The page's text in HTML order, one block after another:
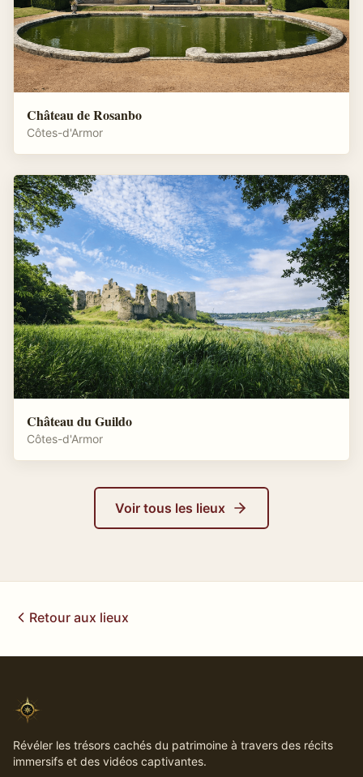
Château de Rosanbo
Côtes-d'Armor
Château du Guildo
Côtes-d'Armor
Voir tous les lieux
Retour aux lieux
Révéler les trésors cachés du patrimoine à travers des récits
immersifs et des vidéos captivantes.